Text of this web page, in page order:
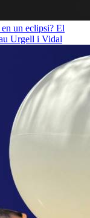
un eclipsi? El
Urgell i Vidal